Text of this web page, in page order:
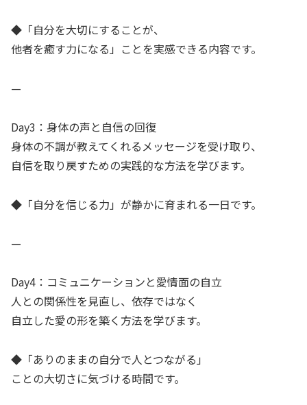
◆「自分を大切にすることが、
他者を癒す力になる」ことを実感できる内容です。
—
Day3：身体の声と自信の回復
身体の不調が教えてくれるメッセージを受け取り、
自信を取り戻すための実践的な方法を学びます。
◆「自分を信じる力」が静かに育まれる一日です。
—
Day4：コミュニケーションと愛情面の自立
人との関係性を見直し、依存ではなく
自立した愛の形を築く方法を学びます。
◆「ありのままの自分で人とつながる」
ことの大切さに気づける時間です。